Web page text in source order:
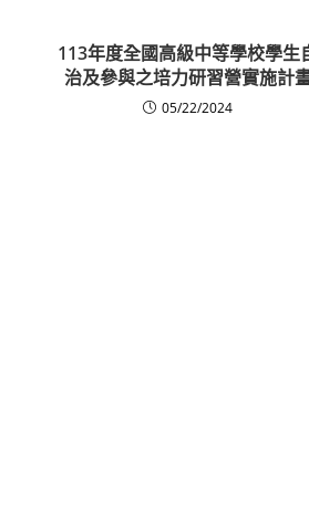
113年度全國高級中等學校學生
治及參與之培力研習營實施計
05/22/2024